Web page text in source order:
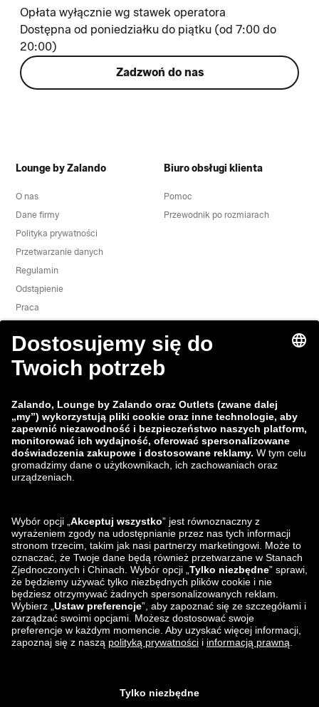
Opłata wyłącznie wg stawek operatora
Dostępna od poniedziałku do piątku (od 7:00 do
20:00)
Zadzwoń do nas
Lounge by Zalando
O nas
Dane firmy
Polityka prywatności
Przetwarzanie danych
Regulamin
Odstąpienie
Praca
Bezpieczeństwo Produktu
Biuro obsługi klienta
Pomoc
Przewodnik po rozmiarach
Grupa Zalando
Zalando
ABOUT YOU
Znajdziesz nas na
Wysyłka i nasi partnerzy
logistyczni
Aplikacja Lounge by Zalando